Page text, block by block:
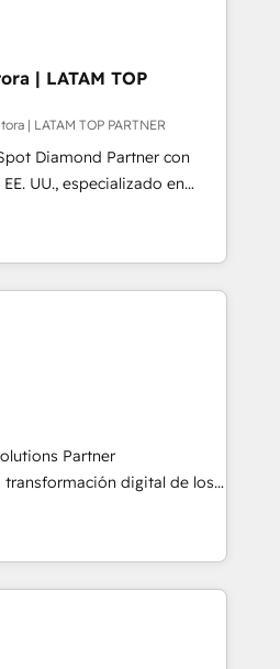
so glad to work with you."
how we can do better and be
| LATAM TOP
| LATAM TOP PARTNER
Diamond Partner con
UU., especializado en
integraciones API y
comerciales con IA. Con
hemos liderado 100+
HubSpot con SAP,
financieras,
Nuestro equipo
inglés y portugués,
y excelencia técnica para
empresas
tecnología, retail, e-
seguros y servicios,
🌎 Highlights:
100+
👉 ¿Listo para transformar
Partner
digital de los
las empresas en
en Marketing, Ventas
rendimiento, con
de nuestros